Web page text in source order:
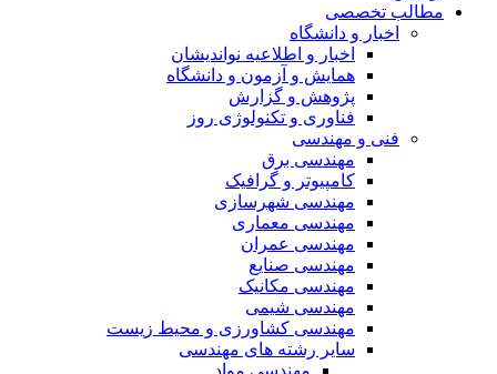
مطالب تخصصی
اخبار و دانشگاه
اخبار و اطلاعیه نواندیشان
همایش و آزمون و دانشگاه
پژوهش و گزارش
فناوری و تکنولوژی روز
فنی و مهندسی
مهندسی برق
کامپیوتر و گرافیک
مهندسی شهرسازی
مهندسی معماری
مهندسی عمران
مهندسی صنایع
مهندسی مکانیک
مهندسی شیمی
مهندسی کشاورزی و محیط زیست
سایر رشته های مهندسی
مهندسی مواد